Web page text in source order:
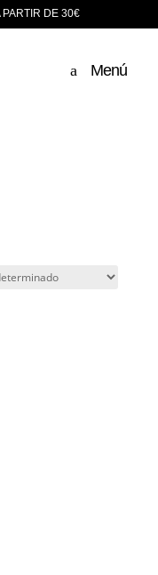
PARTIR DE 30€
Menú